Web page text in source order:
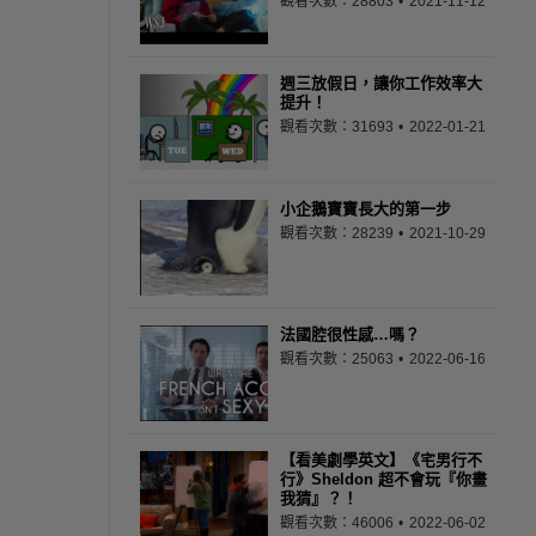
週三放假日，讓你工作效率大
提升！
觀看次數：31693 2022-01-21
小企鵝寶寶長大的第一步
觀看次數：28239 2021-10-29
法國腔很性感…嗎？
觀看次數：25063 2022-06-16
【看美劇學英文】《宅男行不
行》Sheldon 超不會玩『你畫
我猜』？！
觀看次數：46006 2022-06-02